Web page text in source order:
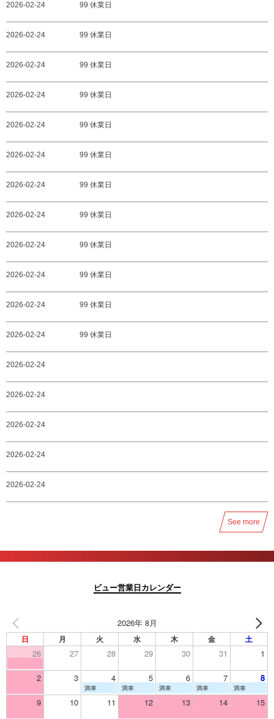
2026-02-24 99 休業日
2026-02-24 99 休業日
2026-02-24 99 休業日
2026-02-24 99 休業日
2026-02-24 99 休業日
2026-02-24 99 休業日
2026-02-24 99 休業日
2026-02-24 99 休業日
2026-02-24 99 休業日
2026-02-24 99 休業日
2026-02-24 99 休業日
2026-02-24 99 休業日
2026-02-24
2026-02-24
2026-02-24
2026-02-24
2026-02-24
See more
ビュー営業日カレンダー
2026年 8月
日 月 火 水 木 金 土
26 27 28 29 30 31 1
2 3 4 5 6 7 8
満車 満車 満車 満車 満車
9 10 11 12 13 14 15